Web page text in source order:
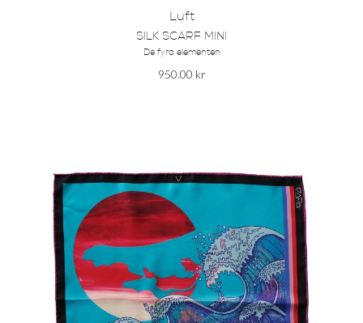
Luft
SILK SCARF MINI
De fyra elementen
950.00 kr